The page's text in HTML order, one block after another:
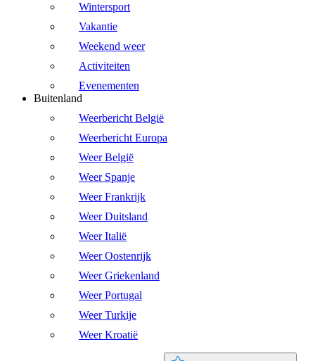
Wintersport
Vakantie
Weekend weer
Activiteiten
Evenementen
Buitenland
Weerbericht België
Weerbericht Europa
Weer België
Weer Spanje
Weer Frankrijk
Weer Duitsland
Weer Italië
Weer Oostenrijk
Weer Griekenland
Weer Portugal
Weer Turkije
Weer Kroatië